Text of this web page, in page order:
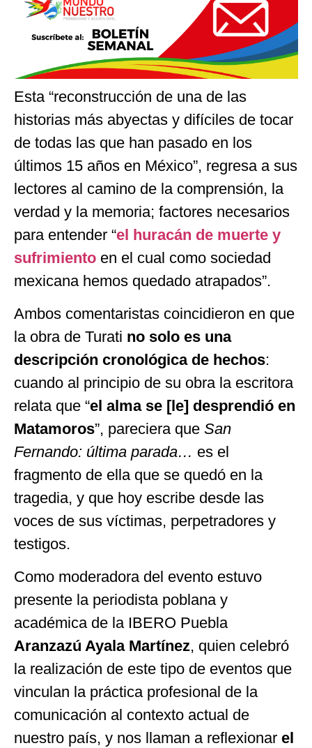
Esta “reconstrucción de una de las
historias más abyectas y difíciles de tocar
de todas las que han pasado en los
últimos 15 años en México”, regresa a sus
lectores al camino de la comprensión, la
verdad y la memoria; factores necesarios
para entender “el huracán de muerte y
sufrimiento en el cual como sociedad
mexicana hemos quedado atrapados”.
Ambos comentaristas coincidieron en que
la obra de Turati no solo es una
descripción cronológica de hechos:
cuando al principio de su obra la escritora
relata que “el alma se [le] desprendió en
Matamoros”, pareciera que San
Fernando: última parada… es el
fragmento de ella que se quedó en la
tragedia, y que hoy escribe desde las
voces de sus víctimas, perpetradores y
testigos.
Como moderadora del evento estuvo
presente la periodista poblana y
académica de la IBERO Puebla
Aranzazú Ayala Martínez, quien celebró
la realización de este tipo de eventos que
vinculan la práctica profesional de la
comunicación al contexto actual de
nuestro país, y nos llaman a reflexionar el